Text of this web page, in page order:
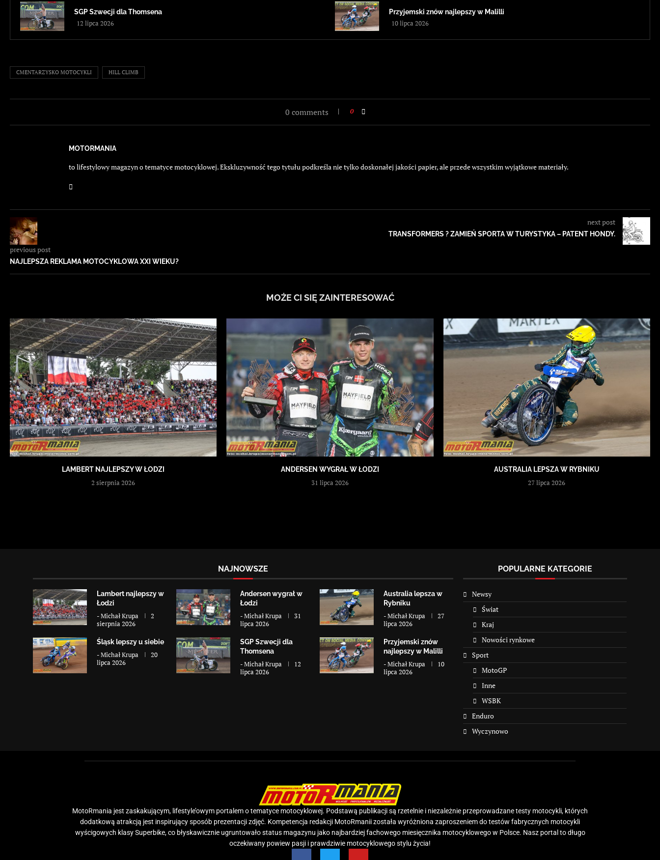
SGP Szwecji dla Thomsena
12 lipca 2026
Przyjemski znów najlepszy w Malilli
10 lipca 2026
CMENTARZYSKO MOTOCYKLI HILL CLIMB
0 comments 0
MOTORMANIA
to lifestylowy magazyn o tematyce motocyklowej. Ekskluzywność tego tytułu podkreśla nie tylko doskonałej jakości papier, ale przede wszystkim wyjątkowe materiały.
previous post
NAJLEPSZA REKLAMA MOTOCYKLOWA XXI WIEKU?
next post
TRANSFORMERS ? ZAMIEŃ SPORTA W TURYSTYKA – PATENT HONDY.
MOŻE CI SIĘ ZAINTERESOWAĆ
LAMBERT NAJLEPSZY W ŁODZI
2 sierpnia 2026
ANDERSEN WYGRAŁ W ŁODZI
31 lipca 2026
AUSTRALIA LEPSZA W RYBNIKU
27 lipca 2026
NAJNOWSZE
Lambert najlepszy w
Łodzi
-Michał Krupa
2
sierpnia 2026
Andersen wygrał w
Łodzi
-Michał Krupa
31
lipca 2026
Australia lepsza w
Rybniku
-Michał Krupa
27
lipca 2026
Śląsk lepszy u siebie
-Michał Krupa
20
lipca 2026
SGP Szwecji dla
Thomsena
-Michał Krupa
12
lipca 2026
Przyjemski znów
najlepszy w Malilli
-Michał Krupa
10
lipca 2026
POPULARNE KATEGORIE
Newsy
Świat
Kraj
Nowości rynkowe
Sport
MotoGP
Inne
WSBK
Enduro
Wyczynowo
MotoRmania jest zaskakującym, lifestyle’owym portalem o tematyce motocyklowej. Podstawą publikacji są rzetelnie i niezależnie przeprowadzane testy motocykli, których
dodatkową atrakcją jest inspirujący sposób prezentacji zdjęć. Kompetencja redakcji MotoRmanii została wyróżniona zaproszeniem do testów fabrycznych motocykli
wyścigowych klasy Superbike, co błyskawicznie ugruntowało status magazynu jako najbardziej fachowego miesięcznika motocyklowego w Polsce. Nasz portal to długo
oczekiwany powiew pasji i prawdziwie motocyklowego stylu życia!